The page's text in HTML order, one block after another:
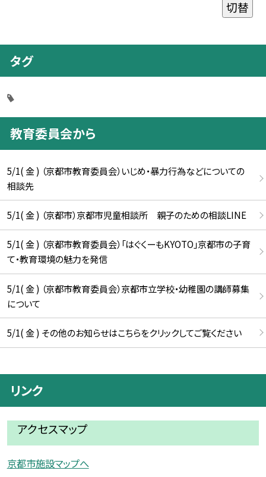
切替
タグ
教育委員会から
5/1( 金 ) （京都市教育委員会）いじめ・暴力行為などについての
相談先
5/1( 金 ) （京都市）京都市児童相談所 親子のための相談LINE
5/1( 金 ) （京都市教育委員会）「はぐくーもKYOTO」京都市の子育
て・教育環境の魅力を発信
5/1( 金 ) （京都市教育委員会）京都市立学校・幼稚園の講師募集
について
5/1( 金 ) その他のお知らせはこちらをクリックしてご覧ください
リンク
アクセスマップ
京都市施設マップへ